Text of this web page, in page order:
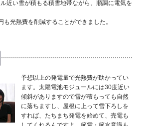
近い雪が積もる積雪地帯ながら、順調に電気を
も光熱費を削減することができました。
予想以上の発電量で光熱費が助かってい
ます。太陽電池モジュールには30度近い
傾斜がありますので雪が積もっても自然
に落ちますし、屋根に上って雪下ろしを
すれば、たちまち発電を始めて、売電も